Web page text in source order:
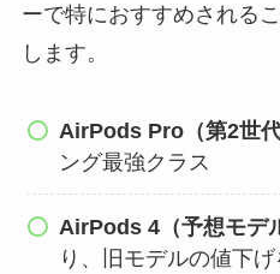
ーで特におすすめされる
します。
AirPods Pro（第2世代
ング最強クラス
AirPods 4（予想モデ
り、旧モデルの値下